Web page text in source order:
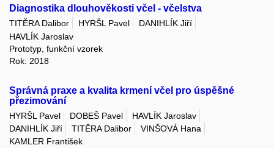
Diagnostika dlouhověkosti včel - včelstva
TITĚRA Dalibor HYRŠL Pavel
DANIHLÍK Jiří
HAVLÍK Jaroslav
Prototyp, funkční vzorek
Rok: 2018
Správná praxe a kvalita krmení včel pro úspěšné
přezimování
HYRŠL Pavel DOBEŠ Pavel
HAVLÍK Jaroslav
DANIHLÍK Jiří
TITĚRA Dalibor
VINŠOVÁ Hana
KAMLER František